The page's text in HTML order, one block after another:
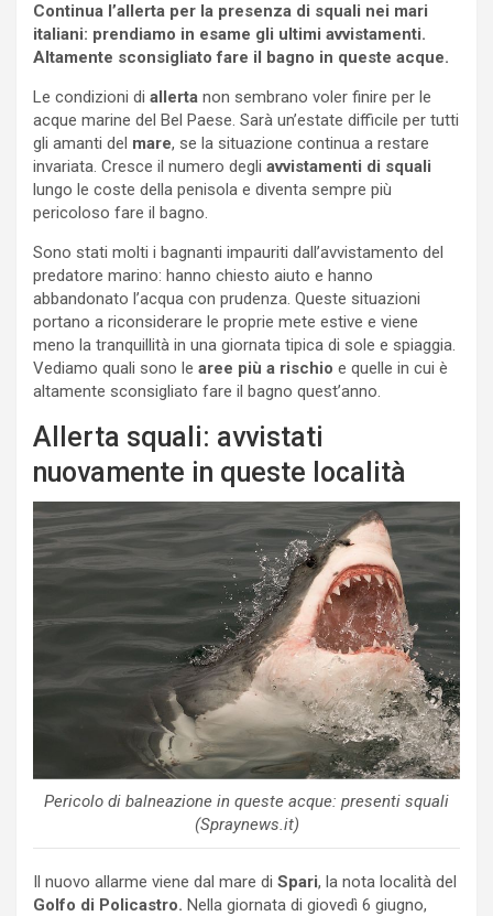
Continua l’allerta per la presenza di squali nei mari
italiani: prendiamo in esame gli ultimi avvistamenti.
Altamente sconsigliato fare il bagno in queste acque.
Le condizioni di allerta non sembrano voler finire per le
acque marine del Bel Paese. Sarà un’estate difficile per tutti
gli amanti del mare, se la situazione continua a restare
invariata. Cresce il numero degli avvistamenti di squali
lungo le coste della penisola e diventa sempre più
pericoloso fare il bagno.
Sono stati molti i bagnanti impauriti dall’avvistamento del
predatore marino: hanno chiesto aiuto e hanno
abbandonato l’acqua con prudenza. Queste situazioni
portano a riconsiderare le proprie mete estive e viene
meno la tranquillità in una giornata tipica di sole e spiaggia.
Vediamo quali sono le aree più a rischio e quelle in cui è
altamente sconsigliato fare il bagno quest’anno.
Allerta squali: avvistati
nuovamente in queste località
Pericolo di balneazione in queste acque: presenti squali
(Spraynews.it)
Il nuovo allarme viene dal mare di Spari, la nota località del
Golfo di Policastro. Nella giornata di giovedì 6 giugno,